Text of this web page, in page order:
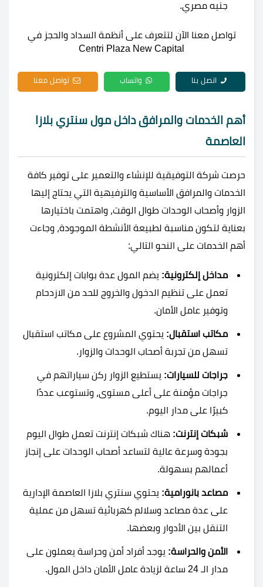
جنيه مصري.
تواصل معنا الآن لتتعرف على أنظمة السداد والحجز في
Centri Plaza New Capital
اتصل بنا واتساب تواصل معنا
أهم الخدمات والمرافق داخل مول سنتري بلازا
العاصمة
حرصت شركة التوفيقية للإنشاء والتعمير على توفير كافة
الخدمات والمرافق الأساسية والترفيهية التي يحتاج إليها
الزوار وأصحاب الوحدات طوال الوقت، واهتمت باختيارها
بعناية لتكون مناسبة لطبيعة الأنشطة الموجودة، وجاءت
أهم الخدمات على النحو التالي:
مداخل إلكترونية: يضم المول عدة بوابات إلكترونية
تعمل على تنظيم الدخول والخروج للحد من الازدحام
وتوفير عامل الأمان.
مكاتب استقبال: يحتوي المشروع على مكاتب استقبال
تسهل من تجربة أصحاب الوحدات والزوار.
جراجات للسيارات: يستطيع الزوار ركن سياراتهم في
جراجات مؤمنة على أعلى مستوى، وتستوعب عددًا
كبيرًا على مدار اليوم.
شبكات إنترنت: هناك شبكات إنترنت تعمل طوال اليوم
بجودة وسرعة عالية لتساعد أصحاب الوحدات على إنجاز
أعمالهم بسهولة.
مصاعد بانورامية: يحتوي سنتري بلازا العاصمة الإدارية
على عدة مصاعد وسلالم كهربائية تسهل من عملية
التنقل بين الأدوار وبعضها.
الأمن والحراسة: يوجد أفراد أمن وحراسة يعملون على
مدار الـ 24 ساعة لزيادة عامل الأمان داخل المول.